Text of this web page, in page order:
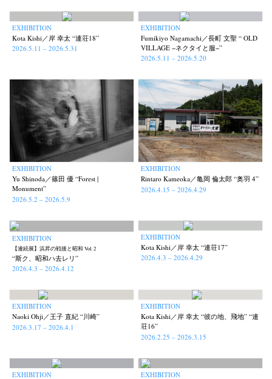
EXHIBITION
Kota Kishi／岸 幸太 “連荘18”
2026.5.11 – 2026.5.31
EXHIBITION
Fumikiyo Nagamachi／長町 文聖 “ OLD
VILLAGE −ネクタイと服−”
2026.5.11 – 2026.5.20
EXHIBITION
Yu Shinoda／篠田 優 “Forest |
Monument”
2026.5.2 – 2026.5.9
EXHIBITION
Rintaro Kameoka／亀岡 倫太郎 “奥羽 4”
2026.4.15 – 2026.4.29
EXHIBITION
【連続展】浜昇の戦後と昭和 Vol. 2
“斯ク、昭和ハ去レリ”
2026.4.3 – 2026.4.12
EXHIBITION
Kota Kishi／岸 幸太 “連荘17”
2026.4.3 – 2026.4.29
EXHIBITION
Naoki Ohji／王子 直紀 “川崎”
2026.3.17 – 2026.4.1
EXHIBITION
Kota Kishi／岸 幸太 “彼の地、飛地” “連
荘16”
2026.2.25 – 2026.3.15
EXHIBITION
EXHIBITION